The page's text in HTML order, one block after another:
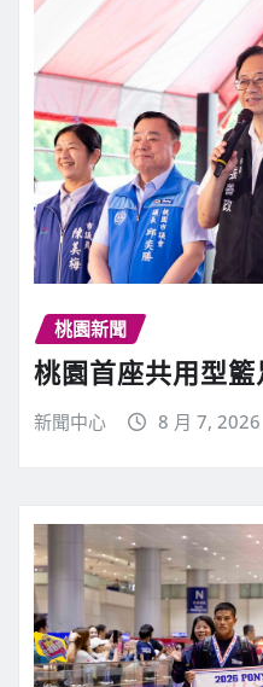
桃園新聞
桃園首座共用型
新聞中心 8 月 7, 2026